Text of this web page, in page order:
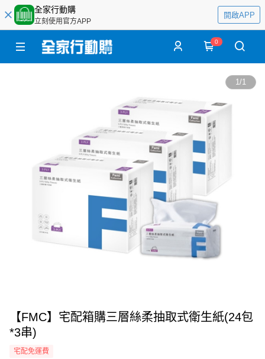
全家行動購
立刻使用官方APP
開啟APP
0
1/1
【FMC】宅配箱購三層絲柔抽取式衛生紙(24包
*3串)
宅配免運費